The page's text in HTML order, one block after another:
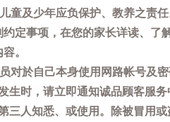
童及少年应负保护、教养之责
定事项，在您的家长详读、
。
於自己本身使用网路帐号及
时，请立即通知诚品顾客服务
人知悉、或使用。除被冒用